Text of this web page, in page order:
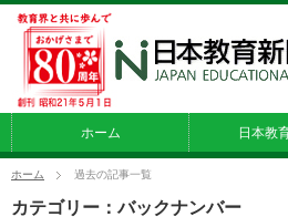
ホーム 日本教
ホーム 過去の記事一覧
カテゴリー：バックナンバー